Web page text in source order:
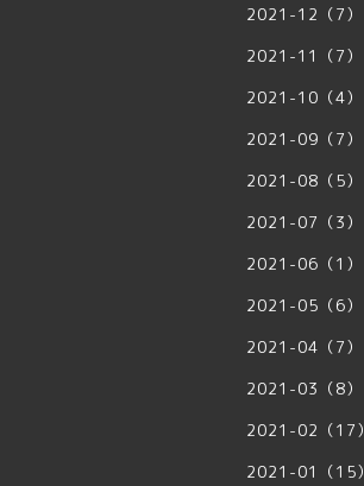
2021-12（7）
2021-11（7）
2021-10（4）
2021-09（7）
2021-08（5）
2021-07（3）
2021-06（1）
2021-05（6）
2021-04（7）
2021-03（8）
2021-02（17）
2021-01（15）